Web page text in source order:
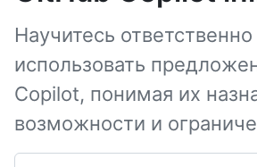
Научитесь ответственно
использовать
Copilot, понимая их
возможности и